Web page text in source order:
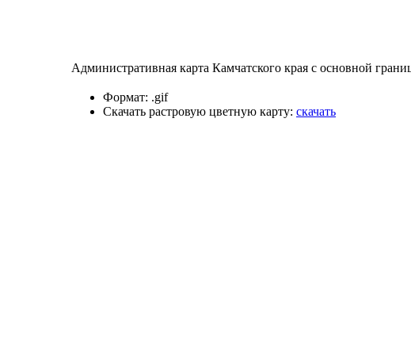
Административная карта Камчатского края с основной
Формат: .gif
Скачать растровую цветную карту: скачать